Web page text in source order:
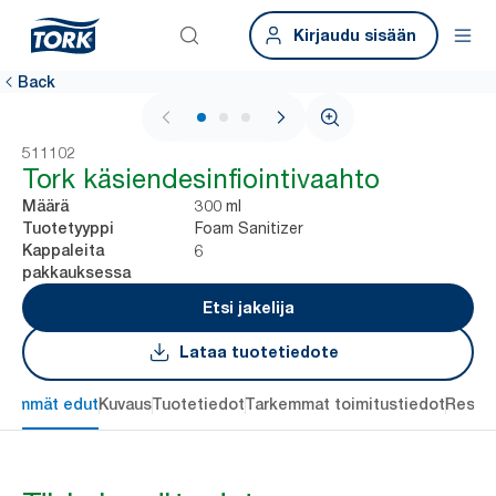
Kirjaudu sisään
Back
1 / 3
511102
Tork käsiendesinfiointivaahto
Määrä 300 ml
Tuotetyyppi Foam Sanitizer
Kappaleita
pakkauksessa
6
Etsi jakelija
Lataa tuotetiedote
edutKuvausTuotetiedotTarkemmat toimitustiedot